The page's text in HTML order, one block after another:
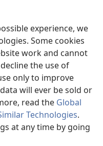
experience, we
Some cookies
work and cannot
the use of
only to improve
will ever be sold or
read the Global
Technologies.
at any time by going
Society of Pennsylvania.